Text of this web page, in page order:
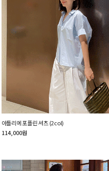
아틀리에 포플린 셔츠 (2col)
114,000원